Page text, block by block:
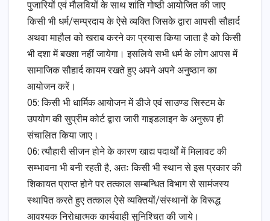
पुजारियों एवं मौलवियों के साथ शांति गोष्ठी आयोजित की जाए
किसी भी धर्म/सम्प्रदाय के ऐसे व्यक्ति जिसके द्वारा आपसी सौहार्द
अथवा माहौल को खराब करने का प्रयास किया जाता है को किसी
भी दशा में बख्शा नहीं जायेगा। इसलिये सभी धर्म के लोग आपस में
सामाजिक सौहार्द कायम रखते हुए अपने अपने अनुष्ठान का
आयोजन करें।
05: किसी भी धार्मिक आयोजन में डीजे एवं साउण्ड सिस्टम के
उपयोग की सुप्रीम कोर्ट द्वारा जारी गाइडलाइन के अनुरूप ही
संचालित किया जाए।
06: त्यौहारी सीजन होने के कारण खाद्य पदार्थों में मिलावट की
सम्भावना भी बनी रहती है, अतः किसी भी स्थान से इस प्रकार की
शिकायत प्राप्त होने पर तत्काल सम्बन्धित विभाग से सामंजस्य
स्थापित करते हुए तत्काल ऐसे व्यक्तियों/संस्थानों के विरूद्ध
आवश्यक निरोधात्मक कार्यवाही सुनिश्चित की जाये।